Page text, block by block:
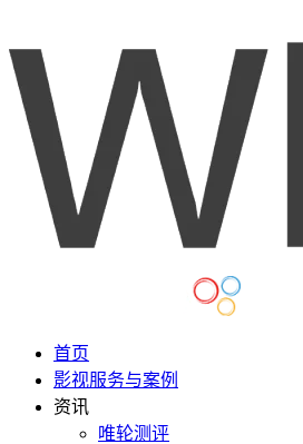
首页
影视服务与案例
资讯
唯轮测评